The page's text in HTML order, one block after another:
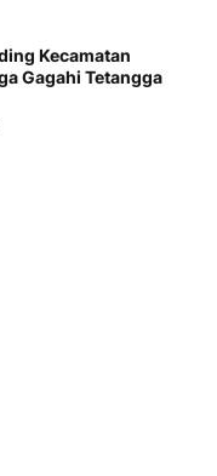
Kecamatan
Gagahi Tetangga